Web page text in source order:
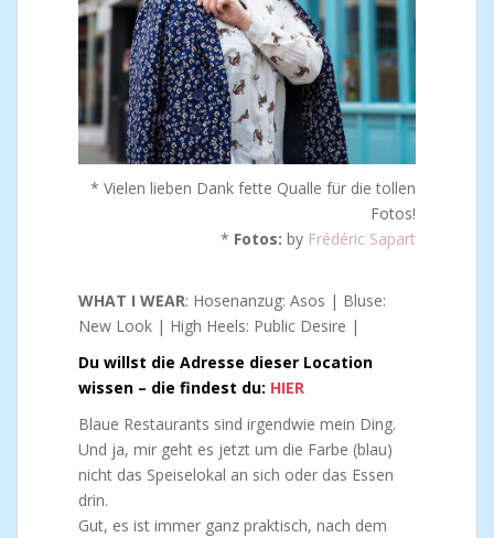
* Vielen lieben Dank fette Qualle für die tollen
Fotos!
* Fotos: by Frédéric Sapart
WHAT I WEAR: Hosenanzug: Asos | Bluse:
New Look | High Heels: Public Desire |
Du willst die Adresse dieser Location
wissen – die findest du: HIER
Blaue Restaurants sind irgendwie mein Ding.
Und ja, mir geht es jetzt um die Farbe (blau)
nicht das Speiselokal an sich oder das Essen
drin.
Gut, es ist immer ganz praktisch, nach dem